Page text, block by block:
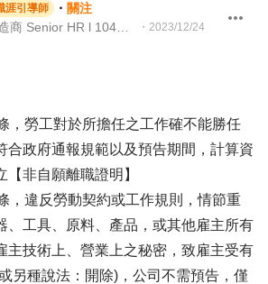
涯引導師 ・ 關注
・ 2023/12/24
，勞工對於所擔任之工作確不能勝任
合政府通報規範以及預告期間，計算資
非自願離職證明】
，違反勞動契約或工作規則，情節重
、工具、原料、產品，或其他雇主所有
主技術上、營業上之秘密，致雇主受有
另種說法：開除)，公司不需預告，僅